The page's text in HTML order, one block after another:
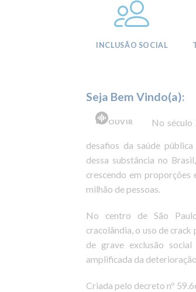
INCLUSÃO SOCIAL
Seja Bem Vindo(a):
OUVIR No século
desafios da saúde
dessa substância no
crescendo em proporções
milhão de pessoas.
No centro de São
cracolândia, o uso de crack
de grave exclusão
amplificada da
Criada pelo decreto nº